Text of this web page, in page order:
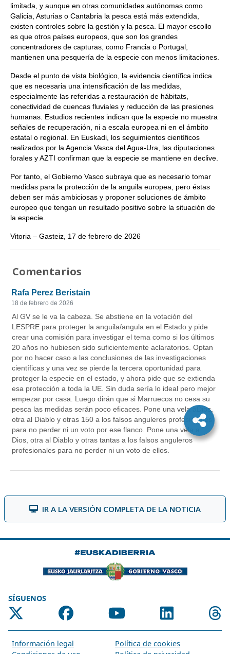
limitada, y aunque en otras comunidades autónomas como
Galicia, Asturias o Cantabria la pesca está más extendida,
existen controles sobre la gestión y la pesca. El mayor escollo
es que otros países europeos, que son los grandes
concentradores de capturas, como Francia o Portugal,
mantienen una pesquería de la especie con menos limitaciones.
Desde el punto de vista biológico, la evidencia científica indica
que es necesaria una intensificación de las medidas,
especialmente las referidas a restauración de hábitats,
conectividad de cuencas fluviales y reducción de las presiones
humanas. Estudios recientes indican que la especie no muestra
señales de recuperación, ni a escala europea ni en el ámbito
estatal o regional. En Euskadi, los seguimientos científicos
realizados por la Agencia Vasca del Agua-Ura, las diputaciones
forales y AZTI confirman que la especie se mantiene en declive.
Por tanto, el Gobierno Vasco subraya que es necesario tomar
medidas para la protección de la anguila europea, pero éstas
deben ser más ambiciosas y proponer soluciones de ámbito
europeo que tengan un resultado positivo sobre la situación de
la especie.
Vitoria – Gasteiz, 17 de febrero de 2026
Comentarios
IR A LA VERSIÓN COMPLETA DE LA NOTICIA
SÍGUENOS
Información legal
Política de cookies